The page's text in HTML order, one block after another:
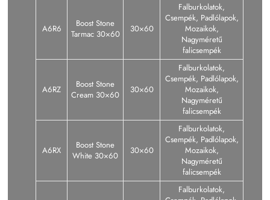
A6R6
Boost Stone
Tarmac 30×60
30×60
Falburkolatok,
Csempék, Padlólapok,
Mozaikok,
Nagyméretű
falicsempék
A6RZ
Boost Stone
Cream 30×60
30×60
Falburkolatok,
Csempék, Padlólapok,
Mozaikok,
Nagyméretű
falicsempék
A6RX
Boost Stone
White 30×60
30×60
Falburkolatok,
Csempék, Padlólapok,
Mozaikok,
Nagyméretű
falicsempék
Falburkolatok,